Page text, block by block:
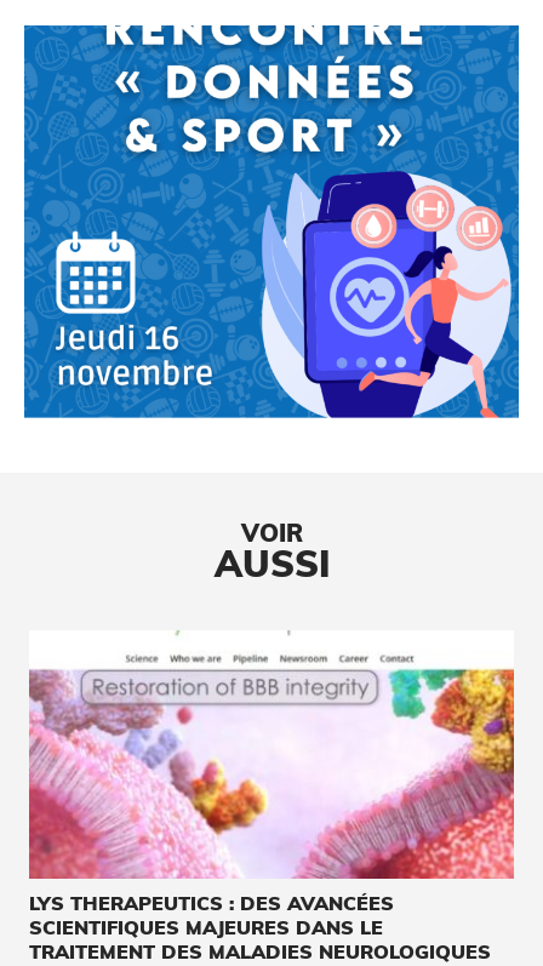
VOIR
AUSSI
LYS THERAPEUTICS : DES AVANCÉES
SCIENTIFIQUES MAJEURES DANS LE
TRAITEMENT DES MALADIES NEUROLOGIQUES